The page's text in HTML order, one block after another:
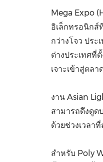
Mega Expo (
อิเล็กทรอนิกส์
กว่างโจว ปร
ต่างประเทศที่
เจาะเข้าสู่ตล
งาน Asian
สามารถดึงดูด
ด้วยช่วงเวลา
สำหรับ Poly